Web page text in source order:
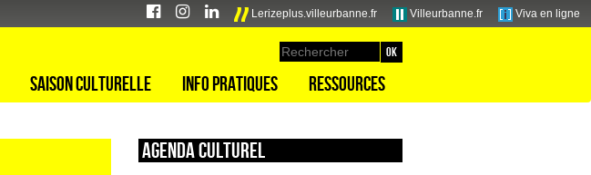
Lerizeplus.villeurbanne.fr Villeurbanne.fr Viva en ligne
Saison culturelle Info pratiques Ressources
Agenda culturel